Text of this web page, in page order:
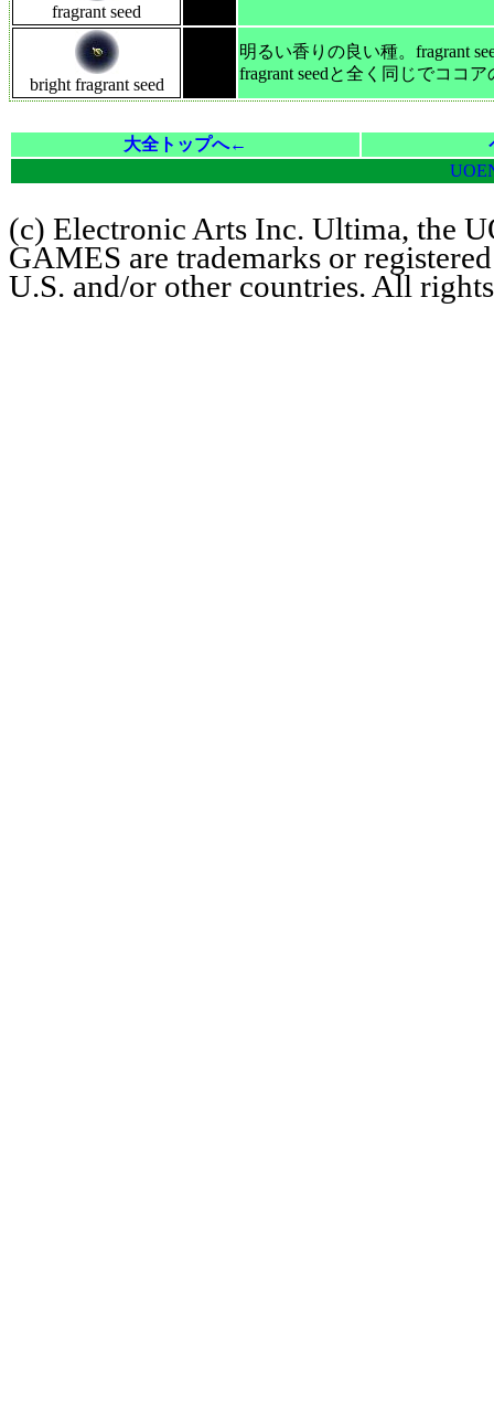
fragrant seed
bright fragrant seed
明るい香りの良い種。fragrant
fragrant seedと全く同じでココ
大全トップへ←
(c) Electronic Arts Inc. Ultima, the
GAMES are trademarks or
U.S. and/or other countries. All